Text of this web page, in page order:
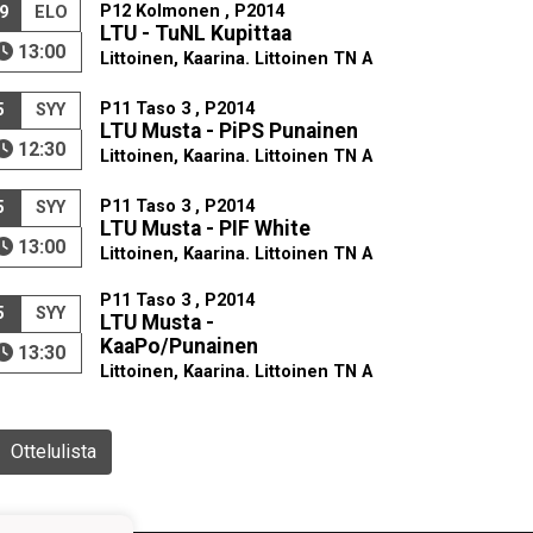
ELO
13:00
P12 Kolmonen , P2014
LTU - TuNL Kupittaa
Littoinen, Kaarina. Littoinen TN A
SYY
12:30
P11 Taso 3 , P2014
LTU Musta - PiPS Punainen
Littoinen, Kaarina. Littoinen TN A
SYY
13:00
P11 Taso 3 , P2014
LTU Musta - PIF White
Littoinen, Kaarina. Littoinen TN A
SYY
13:30
P11 Taso 3 , P2014
LTU Musta -
KaaPo/Punainen
Littoinen, Kaarina. Littoinen TN A
Ottelulista